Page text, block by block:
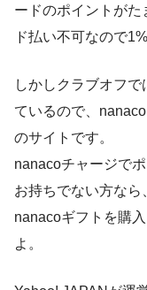
ードのポイントが
ド払い不可なので
しかしクラブオフ
ているので、
のサイトです。
nanacoチャージで
お持ちでない方な
nanacoギフトを購
よ。